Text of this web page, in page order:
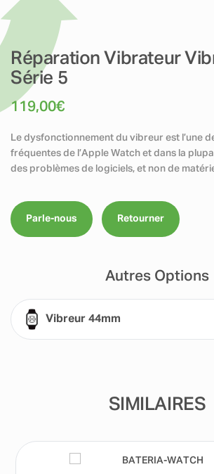
Réparation Vibrateur
Série 5
119,00€
Le dysfonctionnement du vibreur est l’une
fréquentes de l’Apple Watch et dans la
des problèmes de logiciels, et non de
Parle-nous Retourner
Autres Options
Vibreur 44mm
SIMILAIRES